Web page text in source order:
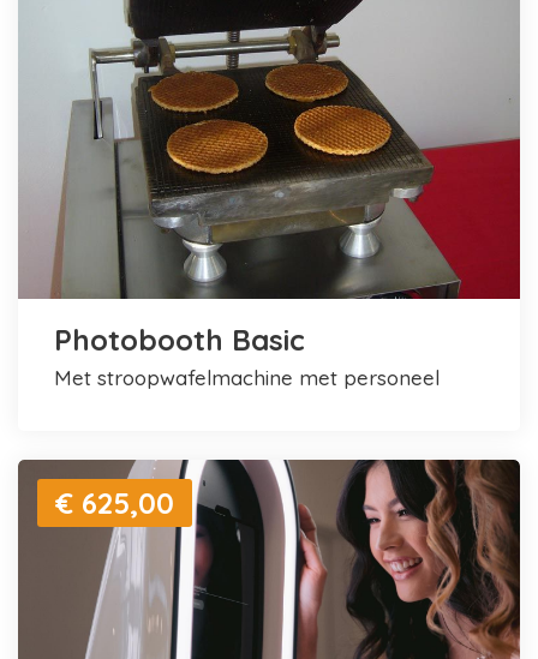
Photobooth Basic
met stroopwafelmachine met personeel
€ 625,00